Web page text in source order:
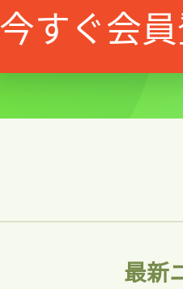
今すぐ会
最新